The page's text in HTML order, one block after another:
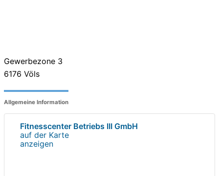
Gewerbezone 3
6176 Völs
Allgemeine Information
Fitnesscenter Betriebs III GmbH
auf der Karte
anzeigen